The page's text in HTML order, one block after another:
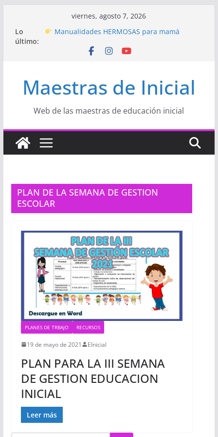
contenido
viernes, agosto 7, 2026
Lo
último:
Hermosos dibujos para MAMÁ: colorea con
Manualidades HERMOSAS para mamá
(fáciles y llenas de amor)
Semana de la Educación Inicial 2026”
Proyecto
“Celebramos con Alegría la Semana
de la Educación Inicial»
Proyecto de Aprendizaje
Un regalo para
Mamá hecho con amor
Maestras de Inicial
Web de las maestras de educación inicial
PLAN DE LA SEMANA DE GESTION
ESCOLAR
PLANES DE TRBAJO RECURSOS
19 de mayo de 2021 EInicial
PLAN PARA LA III SEMANA
DE GESTION EDUCACION
INICIAL
Leer más